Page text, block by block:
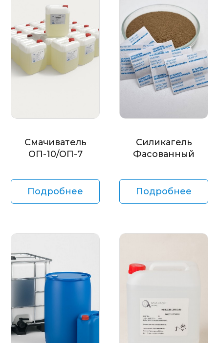
Смачиватель
ОП-10/ОП-7
Подробнее
Силикагель
Фасованный
Подробнее